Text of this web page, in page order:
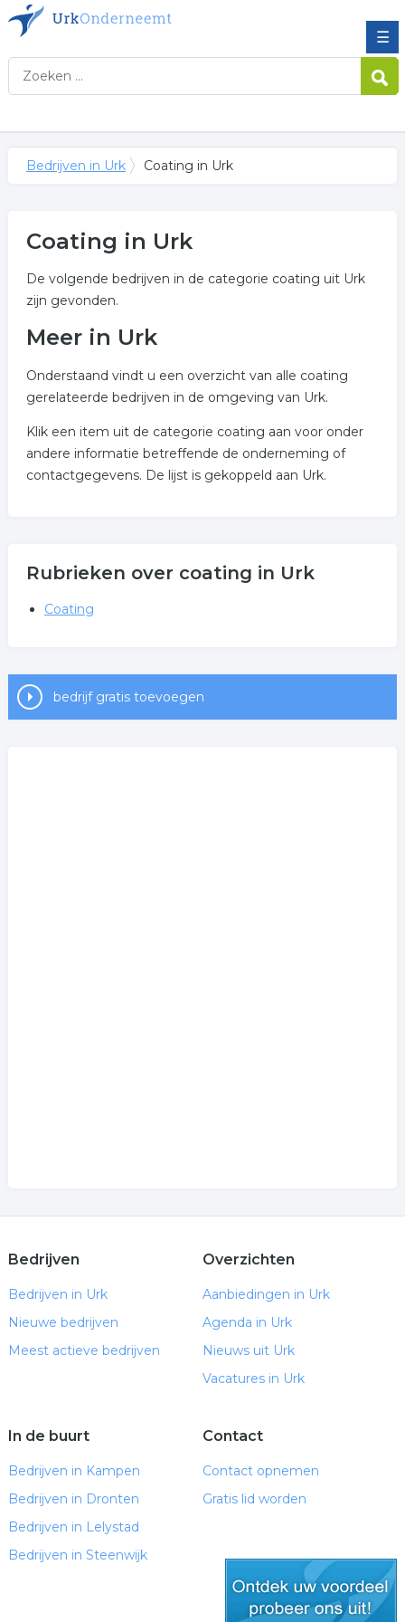
☰
Bedrijven in Urk Coating in Urk
Coating in Urk
De volgende bedrijven in de categorie coating uit Urk
zijn gevonden.
Meer in Urk
Onderstaand vindt u een overzicht van alle coating
gerelateerde bedrijven in de omgeving van Urk.
Klik een item uit de categorie coating aan voor onder
andere informatie betreffende de onderneming of
contactgegevens. De lijst is gekoppeld aan Urk.
Rubrieken over coating in Urk
Coating
bedrijf gratis toevoegen
Bedrijven
Bedrijven in Urk
Nieuwe bedrijven
Meest actieve bedrijven
Overzichten
Aanbiedingen in Urk
Agenda in Urk
Nieuws uit Urk
Vacatures in Urk
In de buurt
Bedrijven in Kampen
Bedrijven in Dronten
Bedrijven in Lelystad
Bedrijven in Steenwijk
Contact
Contact opnemen
Gratis lid worden